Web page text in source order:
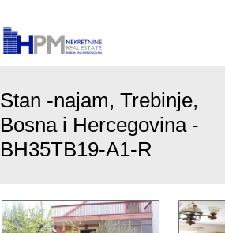
Stan -najam, Trebinje,
Bosna i Hercegovina -
BH35TB19-A1-R